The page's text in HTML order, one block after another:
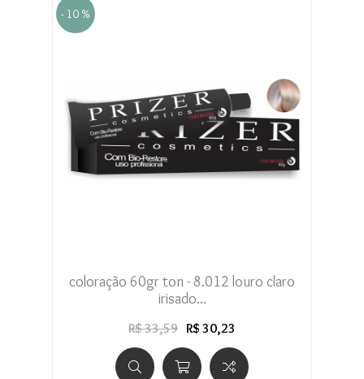
- 10 %
coloração 60gr ton - 8.012 louro claro
irisado...
R$ 33,59 R$ 30,23